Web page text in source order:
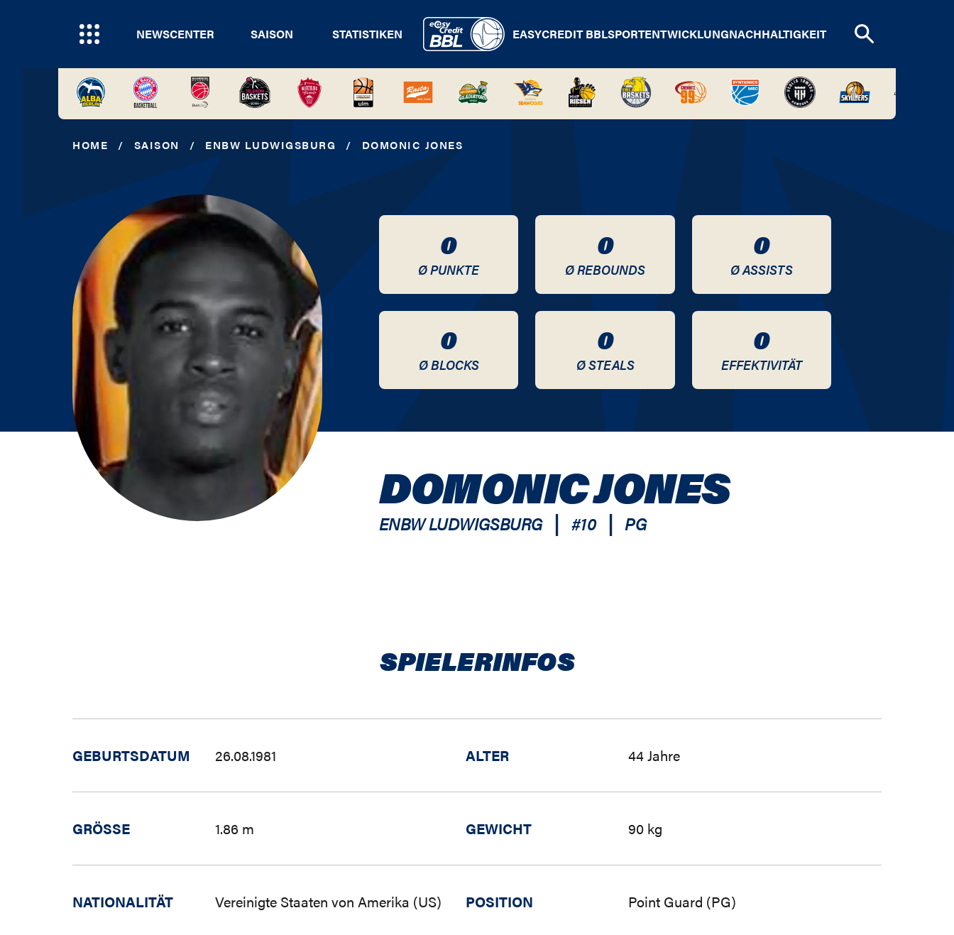
NEWSCENTER SAISON STATISTIKEN EASYCREDIT BBLSPORTENTWICKLUNGNACHHALTIGKEIT
HOME / SAISON / ENBW LUDWIGSBURG / DOMONIC JONES
0
Ø PUNKTE
0
Ø REBOUNDS
0
Ø ASSISTS
0
Ø BLOCKS
0
Ø STEALS
0
EFFEKTIVITÄT
DOMONIC JONES
ENBW LUDWIGSBURG | #10 | PG
SPIELERINFOS
GEBURTSDATUM 26.08.1981 ALTER 44 Jahre
GRÖSSE 1.86 m GEWICHT 90 kg
NATIONALITÄT Vereinigte Staaten von Amerika (US) POSITION Point Guard (PG)